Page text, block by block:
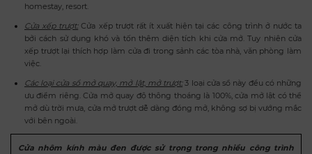
homestay, resort.
Cửa xếp trượt:Cửa xếp trượt rất ít xuất hiện tại các công trình ở nước ta
bởi cách sử dụng khó và tốn thêm diện tích khi cửa mở. Tuy nhiên cửa
xếp trượt lại thích hợp làm cửa đi trong sảnh các tòa nhà, văn phòng làm
việc.
Các loại cửa sổ mở quay, mở lật, mở trượt:3 loại cửa sổ này đều có những
ưu điểm riêng. Cửa mở quay độ thông thoáng là 100%, cửa mở lật có thể
mở dù trời mưa, cửa mở trượt dễ dàng đóng mở, không sợ bị vướng mắc
với bên ngoài.
Cửa nhôm kính màu đen được sử trọng trong nhiều công trình